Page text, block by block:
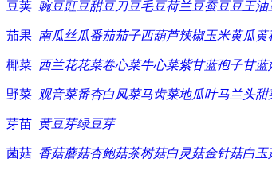
豆荚 豌豆豇豆甜豆刀豆毛豆荷兰豆蚕豆豆王油
茄果 南瓜丝瓜番茄茄子西葫芦辣椒玉米黄瓜黄
椰菜 西兰花花菜卷心菜牛心菜紫甘蓝孢子甘蓝
野菜 观音菜番杏白凤菜马齿菜地瓜叶马兰头甜
芽苗 黄豆芽绿豆芽
菌菇 香菇蘑菇杏鲍菇茶树菇白灵菇金针菇白玉